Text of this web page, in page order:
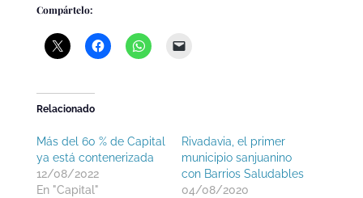
Compártelo:
Relacionado
Más del 60 % de Capital
ya está contenerizada
12/08/2022
En "Capital"
Rivadavia, el primer
municipio sanjuanino
con Barrios Saludables
04/08/2020